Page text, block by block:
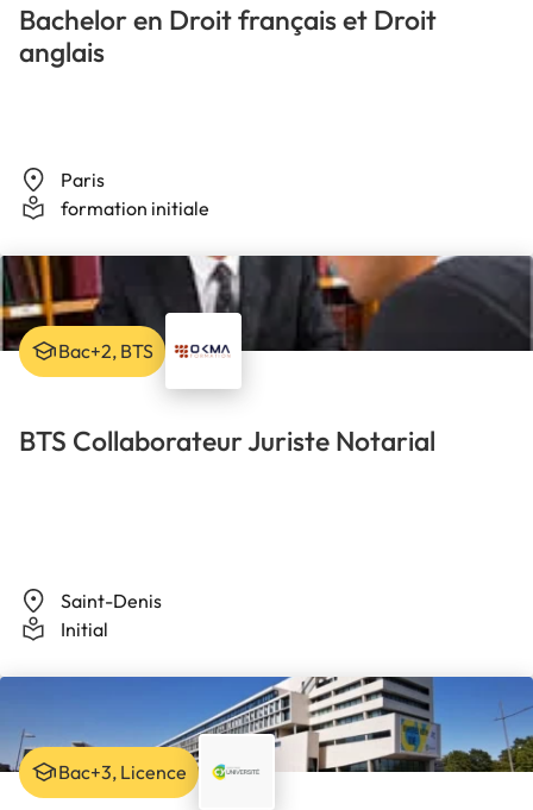
Bachelor en Droit français et Droit
anglais
Paris
formation initiale
BTS Collaborateur Juriste Notarial
Saint-Denis
Initial
Bac+2, BTS
Bac+3, Licence